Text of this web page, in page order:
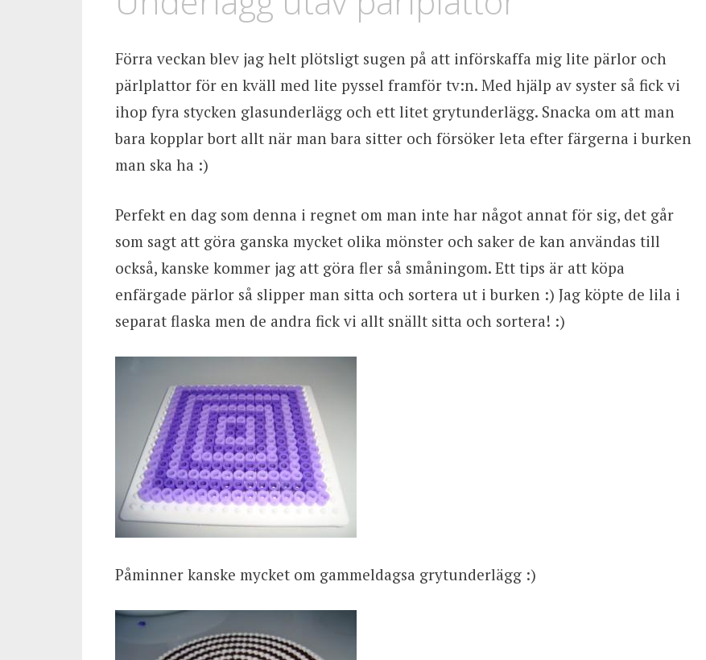
Förra veckan blev jag helt plötsligt sugen på att införskaffa mig lite pärlor och
pärlplattor för en kväll med lite pyssel framför tv:n. Med hjälp av syster så fick vi
ihop fyra stycken glasunderlägg och ett litet grytunderlägg. Snacka om att man
bara kopplar bort allt när man bara sitter och försöker leta efter färgerna i burken
man ska ha :)
Perfekt en dag som denna i regnet om man inte har något annat för sig, det går
som sagt att göra ganska mycket olika mönster och saker de kan användas till
också, kanske kommer jag att göra fler så småningom. Ett tips är att köpa
enfärgade pärlor så slipper man sitta och sortera ut i burken :) Jag köpte de lila i
separat flaska men de andra fick vi allt snällt sitta och sortera! :)
Påminner kanske mycket om gammeldagsa grytunderlägg :)